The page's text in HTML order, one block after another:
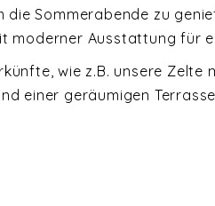
Sommerabende zu
moderner Ausstattung für
wie z.B. unsere
einer geräumigen